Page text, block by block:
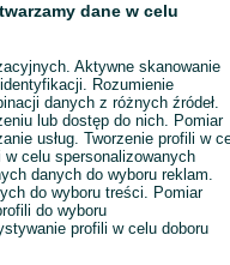
Wyślij wiadomość
dane w celu
Aktywne skanowanie
Rozumienie
danych z różnych źródeł.
lub dostęp do nich. Pomiar
usług. Tworzenie profili w
celu spersonalizowanych
danych do wyboru reklam.
do wyboru treści. Pomiar
do wyboru
profili w celu doboru